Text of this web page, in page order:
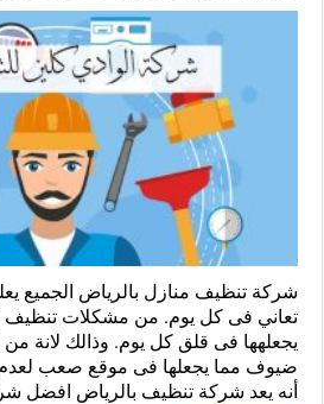
شركة تنظيف منازل بالرياض الجميع
تعاني فى كل يوم. من مشكلات تنظيف
يجعلهها فى قلق كل يوم. وذالك لانة من
ضيوف مما يجعلها فى موقع صعب
أنه يعد شركة تنظيف بالرياض افضل